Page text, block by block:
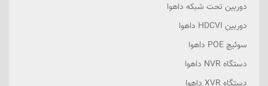
دوربین تحت شبکه داهوا
دوربین HDCVI داهوا
سوئیچ POE داهوا
دستگاه NVR داهوا